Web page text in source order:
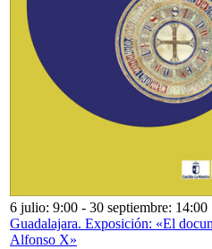
6 julio: 9:00 - 30 septiembre: 14:00
Guadalajara. Exposición: «El
Alfonso X»